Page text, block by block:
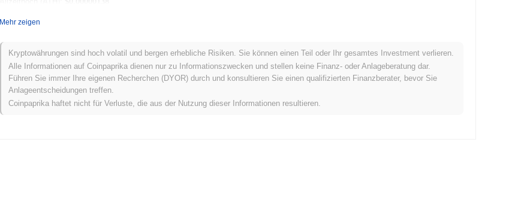
Wie schneidet MiyagiDoge im Vergleich zum breiteren Kryptomarkt ab?
In den letzten 7 Tagen ist MiyagiDoge um0.00%gestiegen und lag damit hinter dem gesamten Kryptomarkt der einen Gewinn von
0.88%verzeichnete zurück. Dies deutet auf eine vorübergehende Verzögerung der Preisentwicklung von Mdoge im Vergleich zur
breiteren Marktdynamik hin.
Mehr zeigen
Kryptowährungen sind hoch volatil und bergen erhebliche Risiken. Sie können einen Teil oder Ihr gesamtes Investment verlieren.
Alle Informationen auf Coinpaprika dienen nur zu Informationszwecken und stellen keine Finanz- oder Anlageberatung dar.
Führen Sie immer Ihre eigenen Recherchen (DYOR) durch und konsultieren Sie einen qualifizierten Finanzberater, bevor Sie
Anlageentscheidungen treffen.
Coinpaprika haftet nicht für Verluste, die aus der Nutzung dieser Informationen resultieren.